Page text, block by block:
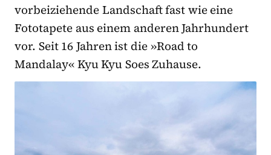
vorbeiziehende Landschaft fast wie eine
Fototapete aus einem anderen Jahrhundert
vor. Seit 16 Jahren ist die »Road to
Mandalay« Kyu Kyu Soes Zuhause.